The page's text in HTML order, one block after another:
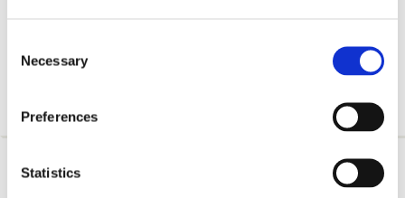
Selection
Necessary
Preferences
Statistics
når
det